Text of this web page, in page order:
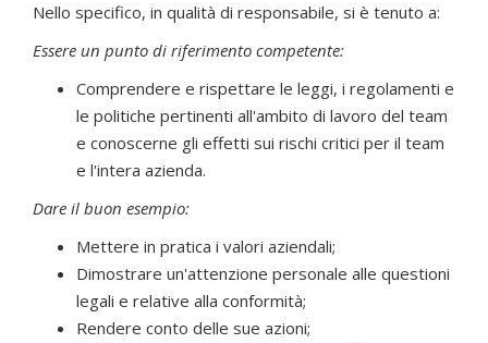
Nello specifico, in qualità di responsabile, si è tenuto a:
Essere un punto di riferimento competente:
Comprendere e rispettare le leggi, i regolamenti e
le politiche pertinenti all'ambito di lavoro del team
e conoscerne gli effetti sui rischi critici per il team
e l'intera azienda.
Dare il buon esempio:
Mettere in pratica i valori aziendali;
Dimostrare un'attenzione personale alle questioni
legali e relative alla conformità;
Rendere conto delle sue azioni;